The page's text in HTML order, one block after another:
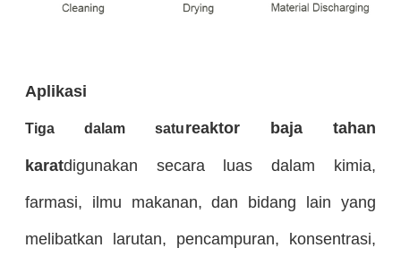
Aplikasi
Tiga dalam satureaktor baja tahan
karatdigunakan secara luas dalam kimia,
farmasi, ilmu makanan, dan bidang lain yang
melibatkan larutan, pencampuran, konsentrasi,